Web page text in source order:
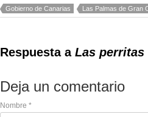
Gobierno de Canarias
Las Palmas de Gran
Respuesta a Las perritas
Deja un comentario
Nombre *